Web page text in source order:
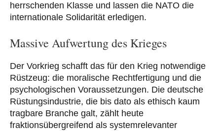
herrschenden Klasse und lassen die NATO die
internationale Solidarität erledigen.
Massive Aufwertung des Krieges
Der Vorkrieg schafft das für den Krieg notwendige
Rüstzeug: die moralische Rechtfertigung und die
psychologischen Voraussetzungen. Die deutsche
Rüstungsindustrie, die bis dato als ethisch kaum
tragbare Branche galt, zählt heute
fraktionsübergreifend als systemrelevanter